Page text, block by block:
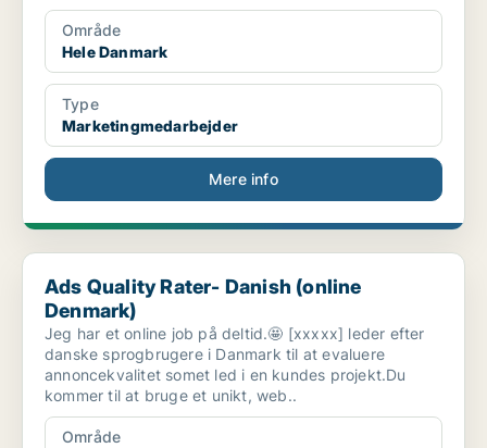
Område
Hele Danmark
Type
Marketingmedarbejder
Mere info
Ads Quality Rater- Danish (online Denmark)
Ads Quality Rater- Danish (online
Denmark)
Jeg har et online job på deltid.🤩 [xxxxx] leder efter
danske sprogbrugere i Danmark til at evaluere
annoncekvalitet somet led i en kundes projekt.Du
kommer til at bruge et unikt, web..
Område